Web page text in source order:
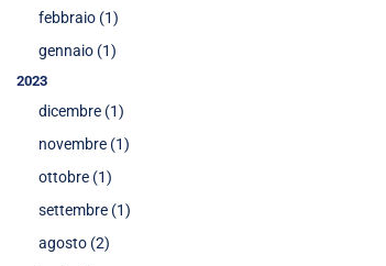
febbraio (1)
gennaio (1)
2023
dicembre (1)
novembre (1)
ottobre (1)
settembre (1)
agosto (2)